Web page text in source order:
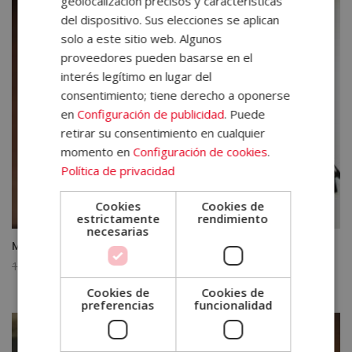
1.580,00€.395,00€.
Máster en Marketing Digital y Analítica Digital
1.580,00
precio
original
1.580,00€.
El
precio
actual
es:
395,00€.
del dispositivo. Sus elecciones se aplican
solo a este sitio web. Algunos
proveedores pueden basarse en el
interés legítimo en lugar del
consentimiento; tiene derecho a oponerse
enConfiguración de publicidad. Puede
retirar su consentimiento en cualquier
momento enConfiguración de cookies.
Política de privacidad
Cookies
estrictamente
necesarias
Cookies de
rendimiento
Cookies de
preferencias
Cookies de
funcionalidad